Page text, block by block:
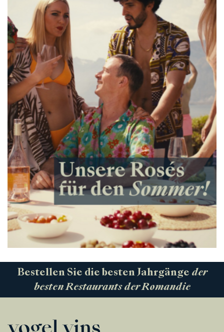
Bestellen Sie die besten Jahrgänge der
besten Restaurants der Romandie